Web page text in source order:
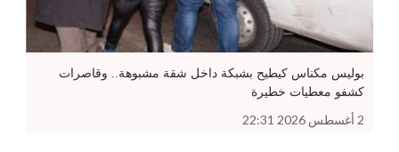
بوليس مكناس كيطيح بشبكة داخل شقة مشبوهة.. وقاصرات
كشفو معطيات خطيرة
2 أغسطس 2026 22:31